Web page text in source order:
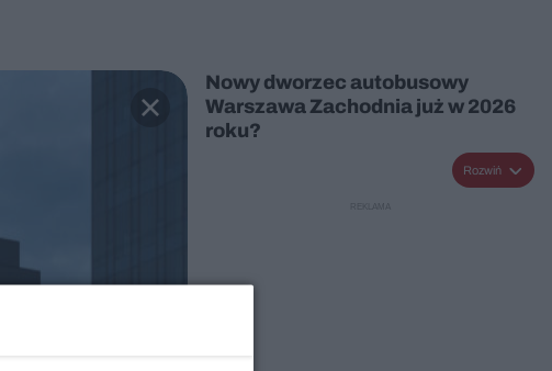
Nowy dworzec autobusowy
Warszawa Zachodnia już w 2026
roku?
Rozwiń